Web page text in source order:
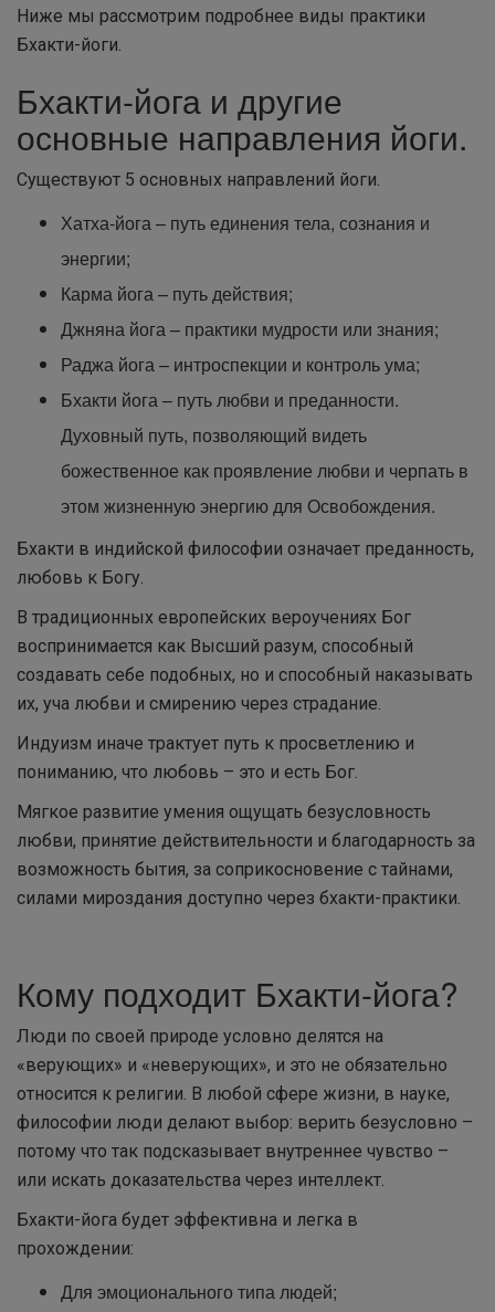
Ниже мы рассмотрим подробнее виды практики
Бхакти-йоги.
Бхакти-йога и другие
основные направления йоги.
Существуют 5 основных направлений йоги.
Хатха-йога – путь единения тела, сознания и
энергии;
Карма йога – путь действия;
Джняна йога – практики мудрости или знания;
Раджа йога – интроспекции и контроль ума;
Бхакти йога – путь любви и преданности.
Духовный путь, позволяющий видеть
божественное как проявление любви и черпать в
этом жизненную энергию для Освобождения.
Бхакти в индийской философии означает преданность,
любовь к Богу.
В традиционных европейских вероучениях Бог
воспринимается как Высший разум, способный
создавать себе подобных, но и способный наказывать
их, уча любви и смирению через страдание.
Индуизм иначе трактует путь к просветлению и
пониманию, что любовь – это и есть Бог.
Мягкое развитие умения ощущать безусловность
любви, принятие действительности и благодарность за
возможность бытия, за соприкосновение с тайнами,
силами мироздания доступно через бхакти-практики.
Кому подходит Бхакти-йога?
Люди по своей природе условно делятся на
«верующих» и «неверующих», и это не обязательно
относится к религии. В любой сфере жизни, в науке,
философии люди делают выбор: верить безусловно –
потому что так подсказывает внутреннее чувство –
или искать доказательства через интеллект.
Бхакти-йога будет эффективна и легка в
прохождении:
Для эмоционального типа людей;